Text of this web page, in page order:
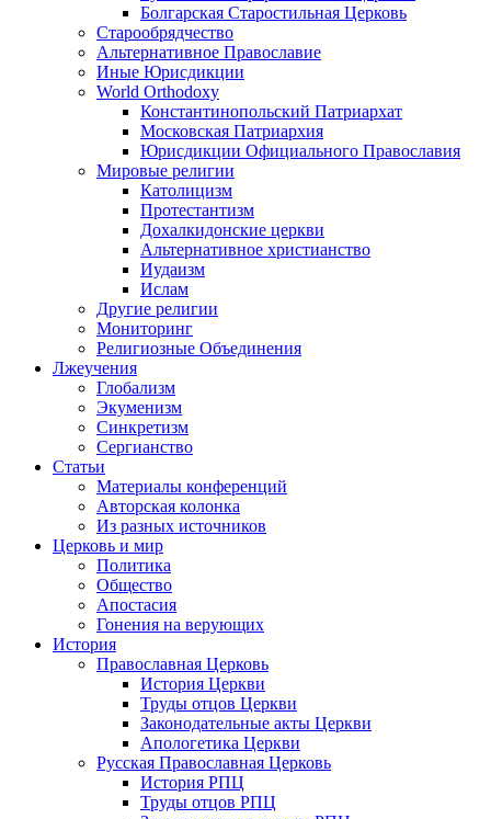
Болгарская Старостильная Церковь
Старообрядчество
Альтернативное Православие
Иные Юрисдикции
World Orthodoxy
Константинопольский Патриархат
Московская Патриархия
Юрисдикции Официального Православия
Мировые религии
Католицизм
Протестантизм
Дохалкидонские церкви
Альтернативное христианство
Иудаизм
Ислам
Другие религии
Мониторинг
Религиозные Объединения
Лжеучения
Глобализм
Экуменизм
Синкретизм
Сергианство
Статьи
Материалы конференций
Авторская колонка
Из разных источников
Церковь и мир
Политика
Общество
Апостасия
Гонения на верующих
История
Православная Церковь
История Церкви
Труды отцов Церкви
Законодательные акты Церкви
Апологетика Церкви
Русская Православная Церковь
История РПЦ
Труды отцов РПЦ